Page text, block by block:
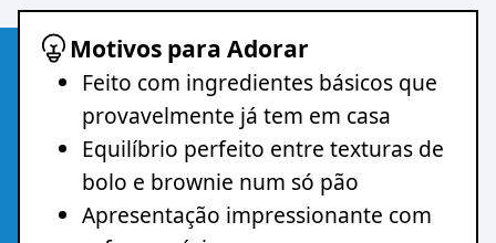
Motivos para Adorar
Feito com ingredientes básicos que
provavelmente já tem em casa
Equilíbrio perfeito entre texturas de
bolo e brownie num só pão
Apresentação impressionante com